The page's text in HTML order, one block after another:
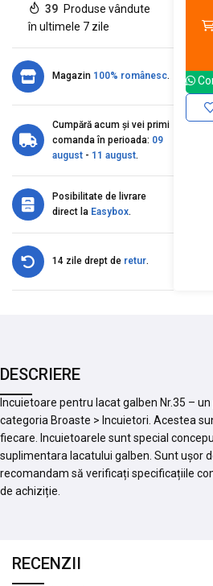
39 Produse vândute
în ultimele 7 zile
Magazin 100% românesc.
Cumpără acum și vei primi
comanda în perioada: 09
august - 11 august.
Posibilitate de livrare
direct la Easybox.
14 zile drept de retur.
DESCRIERE
Incuietoare pentru lacat galben Nr.35 –
categoria Broaste > Incuietori. Acestea
fiecare. Incuietoarele sunt special
suplimentara lacatului galben. Sunt ușor
recomandam să verificați specificațiile
de achiziție.
RECENZII